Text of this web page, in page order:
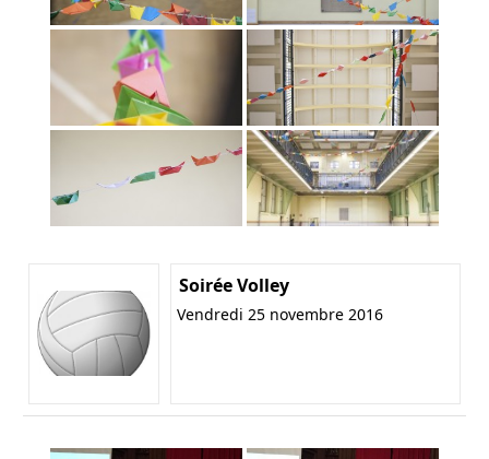
Soirée Volley
Vendredi 25 novembre 2016